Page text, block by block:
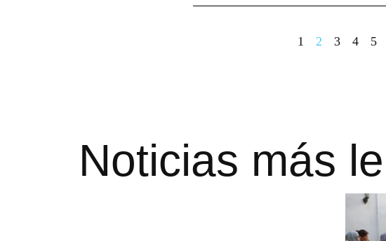
1 2 3 4 5
Noticias más